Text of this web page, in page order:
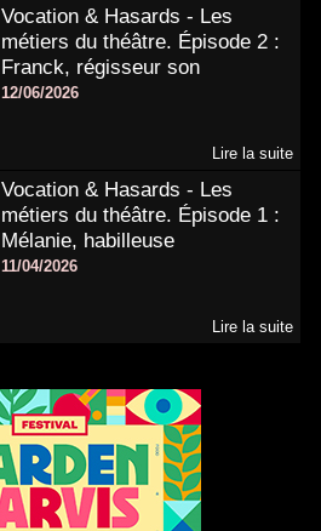
Vocation & Hasards - Les
métiers du théâtre. Épisode 2 :
Franck, régisseur son
12/06/2026
Lire la suite
Vocation & Hasards - Les
métiers du théâtre. Épisode 1 :
Mélanie, habilleuse
11/04/2026
Lire la suite